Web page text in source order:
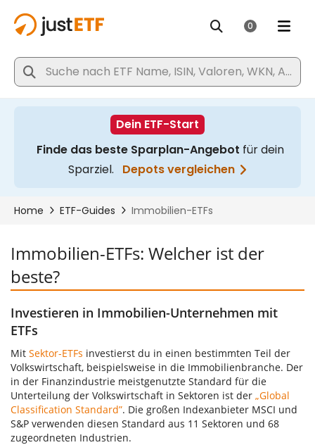
Immobilien-ETFs: Welcher ist der
beste?
Investieren in Immobilien-Unternehmen mit
ETFs
Mit Sektor-ETFs investierst du in einen bestimmten Teil der
Volkswirtschaft, beispielsweise in die Immobilienbranche. Der
in der Finanzindustrie meistgenutzte Standard für die
Unterteilung der Volkswirtschaft in Sektoren ist der „Global
Classification Standard”. Die großen Indexanbieter MSCI und
S&P verwenden diesen Standard aus 11 Sektoren und 68
zugeordneten Industrien.